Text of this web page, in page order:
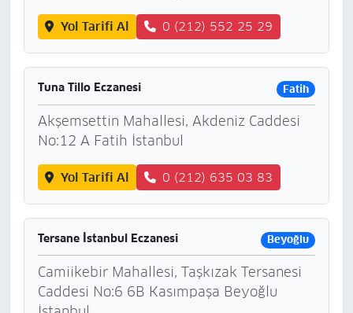
Yol Tarifi Al 0 (212) 552 25 29
Tuna Tillo Eczanesi Fatih
Akşemsettin Mahallesi, Akdeniz Caddesi
No:12 A Fatih İstanbul
Yol Tarifi Al 0 (212) 635 03 83
Tersane İstanbul Eczanesi Beyoğlu
Camiikebir Mahallesi, Taşkızak Tersanesi
Caddesi No:6 6B Kasımpaşa Beyoğlu